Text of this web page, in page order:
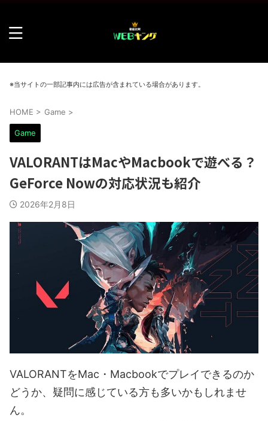
※当サイトの一部記事内には広告が含まれている場合があります。
HOME > Game >
Game
VALORANTはMacやMacbookで遊べる？
GeForce Nowの対応状況も紹介
2026年2月8日
VALORANTをMac・Macbookでプレイできるのか
どうか、疑問に感じている方も多いかもしれませ
ん。